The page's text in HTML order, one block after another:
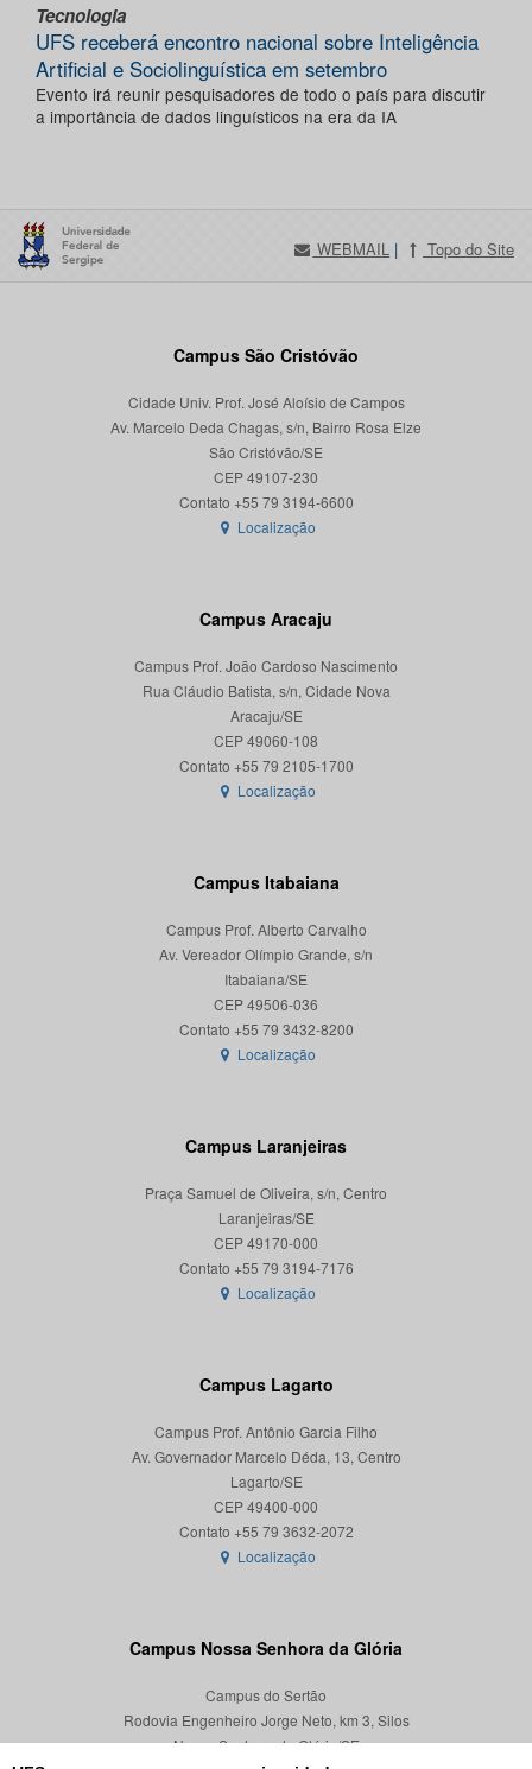
Tecnologia
UFS receberá encontro nacional sobre Inteligência
Artificial e Sociolinguística em setembro
Evento irá reunir pesquisadores de todo o país para discutir
a importância de dados linguísticos na era da IA
WEBMAIL | Topo do Site
Campus São Cristóvão
Cidade Univ. Prof. José Aloísio de Campos
Av. Marcelo Deda Chagas, s/n, Bairro Rosa Elze
São Cristóvão/SE
CEP 49107-230
Localização
Campus Aracaju
Campus Prof. João Cardoso Nascimento
Rua Cláudio Batista, s/n, Cidade Nova
Aracaju/SE
CEP 49060-108
Localização
Campus Itabaiana
Campus Prof. Alberto Carvalho
Av. Vereador Olímpio Grande, s/n
Itabaiana/SE
CEP 49506-036
Localização
Campus Laranjeiras
Praça Samuel de Oliveira, s/n, Centro
Laranjeiras/SE
CEP 49170-000
Localização
Campus Lagarto
Campus Prof. Antônio Garcia Filho
Av. Governador Marcelo Déda, 13, Centro
Lagarto/SE
CEP 49400-000
Localização
Campus Nossa Senhora da Glória
Campus do Sertão
Rodovia Engenheiro Jorge Neto, km 3, Silos
Nossa Senhora da Glória/SE